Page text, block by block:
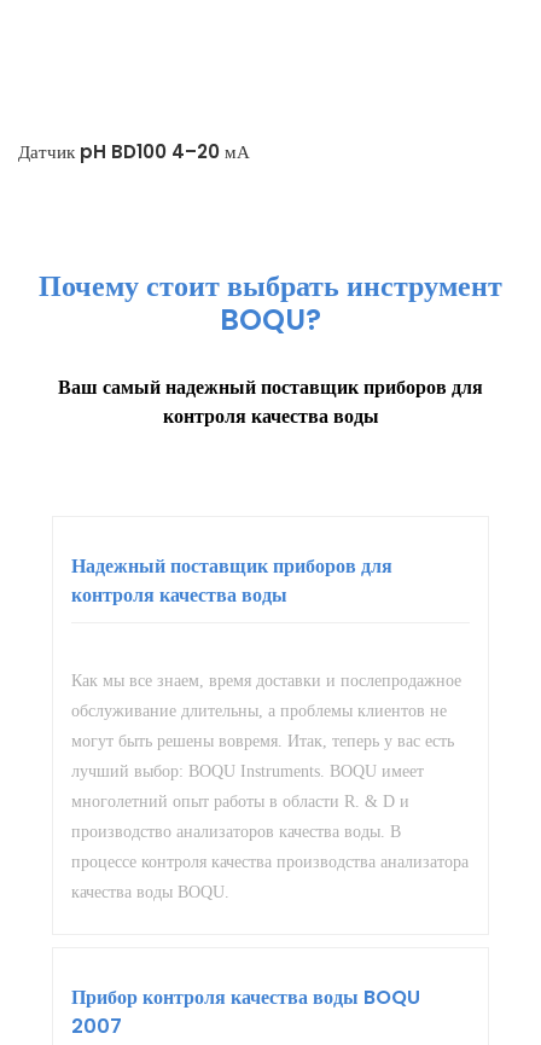
Датчик pH BD100 4–20 мА
Почему стоит выбрать инструмент
BOQU?
Ваш самый надежный поставщик приборов для
контроля качества воды
Надежный поставщик приборов для
контроля качества воды
Как мы все знаем, время доставки и послепродажное
обслуживание длительны, а проблемы клиентов не
могут быть решены вовремя. Итак, теперь у вас есть
лучший выбор: BOQU Instruments. BOQU имеет
многолетний опыт работы в области R. & D и
производство анализаторов качества воды. В
процессе контроля качества производства анализатора
качества воды BOQU.
Прибор контроля качества воды BOQU
2007